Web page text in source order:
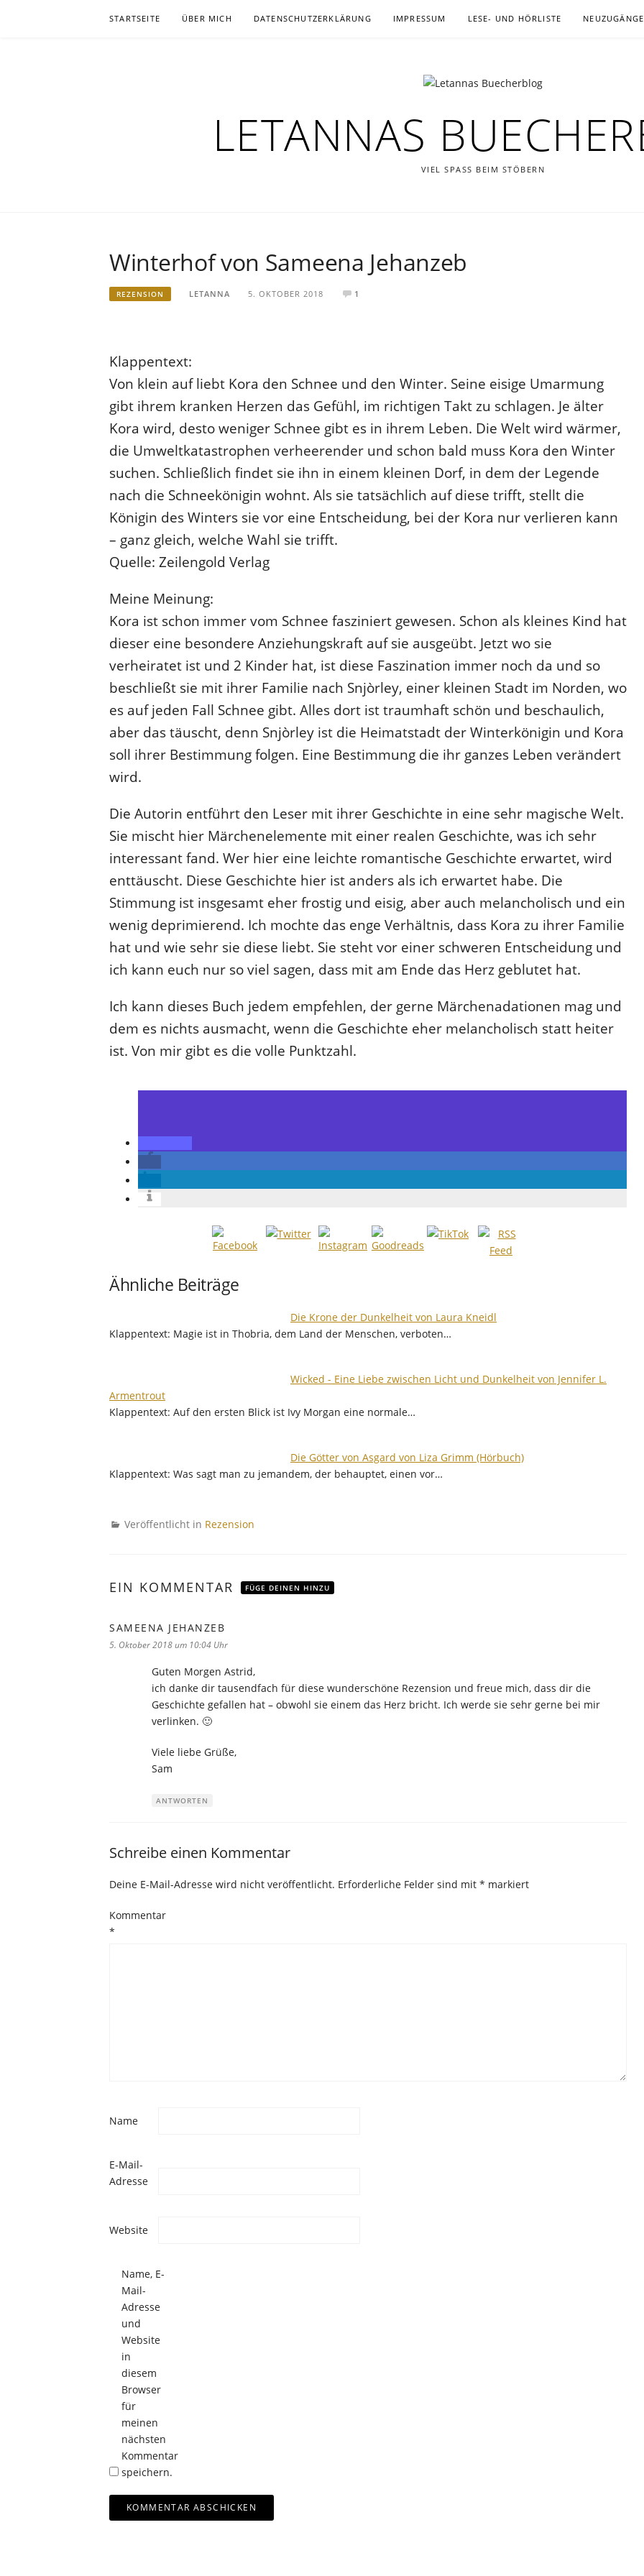
STARTSEITE ÜBER MICH DATENSCHUTZERKLÄRUNG IMPRESSUM LESE- UND HÖRLISTE NEUZUGÄNGE
LETANNAS
VIEL SPASS BEIM STÖBERN
Winterhof von Sameena Jehanzeb
REZENSION LETANNA 5. OKTOBER 2018 1
Klappentext:
Von klein auf liebt Kora den Schnee und den Winter. Seine eisige Umarmung
gibt ihrem kranken Herzen das Gefühl, im richtigen Takt zu schlagen. Je älter
Kora wird, desto weniger Schnee gibt es in ihrem Leben. Die Welt wird wärmer,
die Umweltkatastrophen verheerender und schon bald muss Kora den Winter
suchen. Schließlich findet sie ihn in einem kleinen Dorf, in dem der Legende
nach die Schneekönigin wohnt. Als sie tatsächlich auf diese trifft, stellt die
Königin des Winters sie vor eine Entscheidung, bei der Kora nur verlieren kann
– ganz gleich, welche Wahl sie trifft.
Quelle: Zeilengold Verlag
Meine Meinung:
Kora ist schon immer vom Schnee fasziniert gewesen. Schon als kleines Kind hat
dieser eine besondere Anziehungskraft auf sie ausgeübt. Jetzt wo sie
verheiratet ist und 2 Kinder hat, ist diese Faszination immer noch da und so
beschließt sie mit ihrer Familie nach Snjòrley, einer kleinen Stadt im Norden, wo
es auf jeden Fall Schnee gibt. Alles dort ist traumhaft schön und beschaulich,
aber das täuscht, denn Snjòrley ist die Heimatstadt der Winterkönigin und Kora
soll ihrer Bestimmung folgen. Eine Bestimmung die ihr ganzes Leben verändert
wird.
Die Autorin entführt den Leser mit ihrer Geschichte in eine sehr magische Welt.
Sie mischt hier Märchenelemente mit einer realen Geschichte, was ich sehr
interessant fand. Wer hier eine leichte romantische Geschichte erwartet, wird
enttäuscht. Diese Geschichte hier ist anders als ich erwartet habe. Die
Stimmung ist insgesamt eher frostig und eisig, aber auch melancholisch und ein
wenig deprimierend. Ich mochte das enge Verhältnis, dass Kora zu ihrer Familie
hat und wie sehr sie diese liebt. Sie steht vor einer schweren Entscheidung und
ich kann euch nur so viel sagen, dass mit am Ende das Herz geblutet hat.
Ich kann dieses Buch jedem empfehlen, der gerne Märchenadationen mag und
dem es nichts ausmacht, wenn die Geschichte eher melancholisch statt heiter
ist. Von mir gibt es die volle Punktzahl.
Ähnliche Beiträge
Die Krone der Dunkelheit von Laura Kneidl
Klappentext: Magie ist in Thobria, dem Land der Menschen, verboten…
Wicked - Eine Liebe zwischen Licht und Dunkelheit von Jennifer L.
Armentrout
Klappentext: Auf den ersten Blick ist Ivy Morgan eine normale…
Die Götter von Asgard von Liza Grimm (Hörbuch)
Klappentext: Was sagt man zu jemandem, der behauptet, einen vor…
Veröffentlicht in Rezension
EIN KOMMENTAR FÜGE DEINEN HINZU
SAMEENA JEHANZEB
5. Oktober 2018 um 10:04 Uhr
Guten Morgen Astrid,
ich danke dir tausendfach für diese wunderschöne Rezension und freue mich, dass dir die
Geschichte gefallen hat – obwohl sie einem das Herz bricht. Ich werde sie sehr gerne bei mir
verlinken. 🙂
Viele liebe Grüße,
Sam
ANTWORTEN
Schreibe einen Kommentar
Deine E-Mail-Adresse wird nicht veröffentlicht. Erforderliche Felder sind mit * markiert
Kommentar
*
Name
E-Mail-
Adresse
Website
Name, E-
Mail-
Adresse
und
Website
in
diesem
Browser
für
meinen
nächsten
Kommentar
speichern.